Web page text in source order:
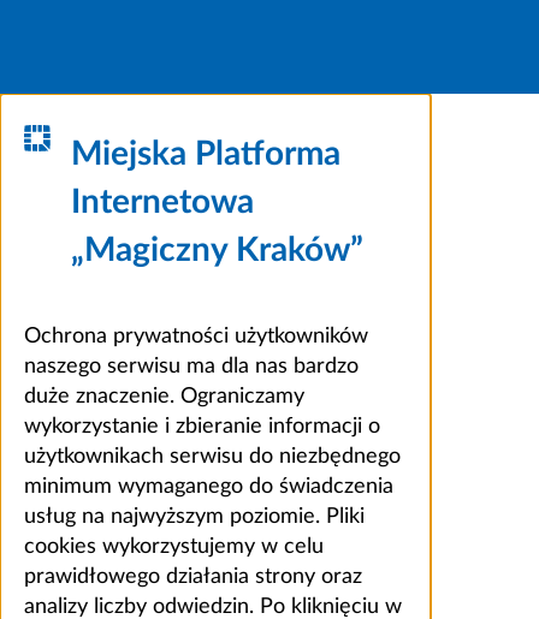
Miejska Platforma
Internetowa
„Magiczny Kraków”
Ochrona prywatności użytkowników
naszego serwisu ma dla nas bardzo
duże znaczenie. Ograniczamy
wykorzystanie i zbieranie informacji o
użytkownikach serwisu do niezbędnego
minimum wymaganego do świadczenia
usług na najwyższym poziomie. Pliki
cookies wykorzystujemy w celu
prawidłowego działania strony oraz
analizy liczby odwiedzin. Po kliknięciu w